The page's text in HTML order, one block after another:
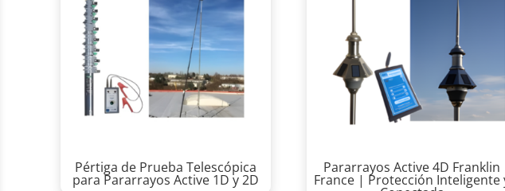
Pértiga de Prueba Telescópica
para Pararrayos Active 1D y 2D
Pararrayos Active 4D Franklin
France | Protección Inteligente